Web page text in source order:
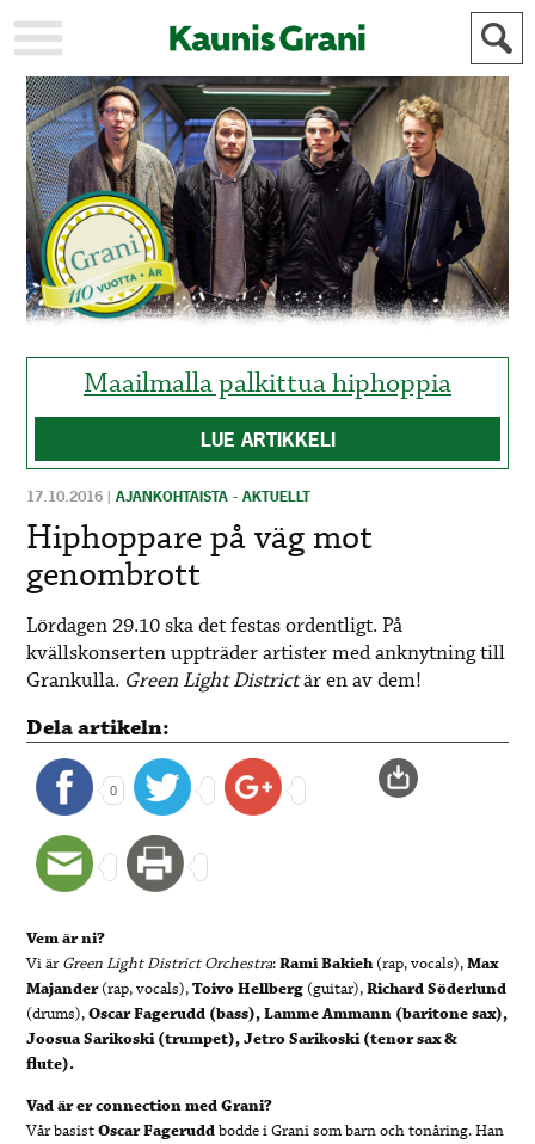
KAUPUNKI
STADEN
AJANKOHTAISTA
AKTUELLT
URHEILU
IDROTT
KULTTUURI
KULTUR
HISTORIA
HISTORIA
YLEINEN
ALLMÄN
MAINOSTAJILLE
FÖR
ANNONSÖRER
Maailmalla palkittua hiphoppia
LUE ARTIKKELI
17.10.2016 |AJANKOHTAISTA - AKTUELLT
Hiphoppare på väg mot
genombrott
Lördagen 29.10 ska det festas ordentligt. På
kvällskonserten uppträder artister med anknytning till
Grankulla. Green Light Districtär en av dem!
Dela artikeln:
0
Vem är ni?
Vi ärGreen Light District Orchestra:Rami Bakieh (rap, vocals),Max
Majander(rap, vocals),Toivo Hellberg (guitar),Richard Söderlund
(drums),Oscar Fagerudd (bass),Lamme Ammann (baritone sax),
Joosua Sarikoski(trumpet),Jetro Sarikoski(tenor sax &
flute).
Vad är er connection med Grani?
Vår basistOscar Fageruddbodde i Grani som barn och tonåring. Han